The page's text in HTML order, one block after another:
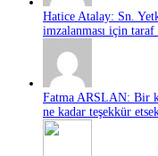
Hatice Atalay: Sn.
imzalanması için taraf
Fatma ARSLAN: Bir
ne kadar teşekkür